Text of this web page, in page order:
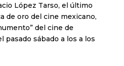
López Tarso, el último
de oro del cine mexicano,
del cine de
pasado sábado a los a los